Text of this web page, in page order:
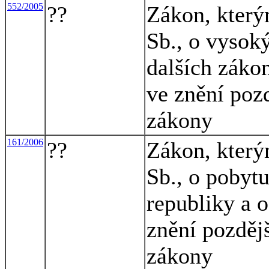
552/2005 ??
Zákon,
Sb., o
dalších
ve znění
zákony
161/2006 ??
Zákon,
Sb., o
republiky a
znění
zákony